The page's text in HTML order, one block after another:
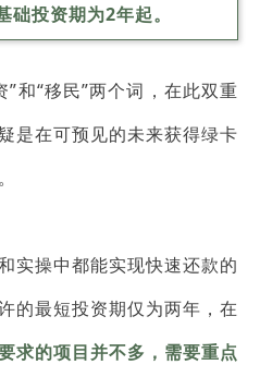
础投资期为2年起。
和“移民”两个词，在此双重
是在可预见的未来获得绿卡
实操中都能实现快速还款的
的最短投资期仅为两年，在
求的项目并不多，需要重点